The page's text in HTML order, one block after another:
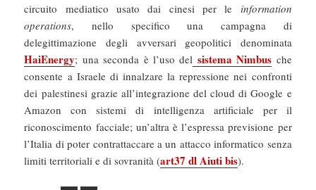
circuito mediatico usato dai cinesi per le information
operations, nello specifico una campagna di
delegittimazione degli avversari geopolitici denominata
HaiEnergy; una seconda è l’uso del sistema Nimbus che
consente a Israele di innalzare la repressione nei confronti
dei palestinesi grazie all’integrazione del cloud di Google e
Amazon con sistemi di intelligenza artificiale per il
riconoscimento facciale; un’altra è l’espressa previsione per
l’Italia di poter contrattaccare a un attacco informatico senza
limiti territoriali e di sovranità (art37 dl Aiuti bis).